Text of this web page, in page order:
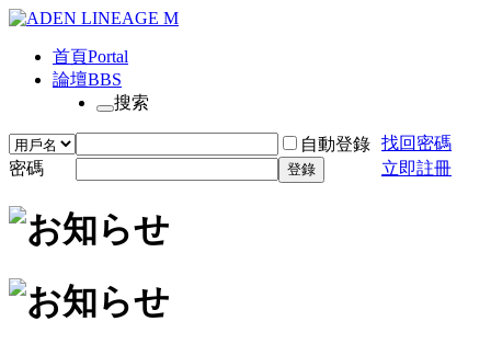
首頁Portal
論壇BBS
搜索
自動登錄 找回密碼
密碼
登錄 立即註冊